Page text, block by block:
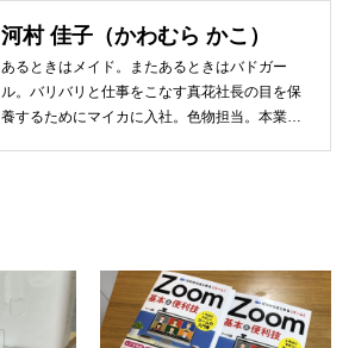
河村 佳子（かわむら かこ）
あるときはメイド。またあるときはバドガー
ル。バリバリと仕事をこなす真花社長の目を保
養するためにマイカに入社。色物担当。本業は
べく上京。設立して間もない会社に携わること
が多かったので、総務的な社内整備を得意とす
る。●連絡先 メール：kako@office-mica.com